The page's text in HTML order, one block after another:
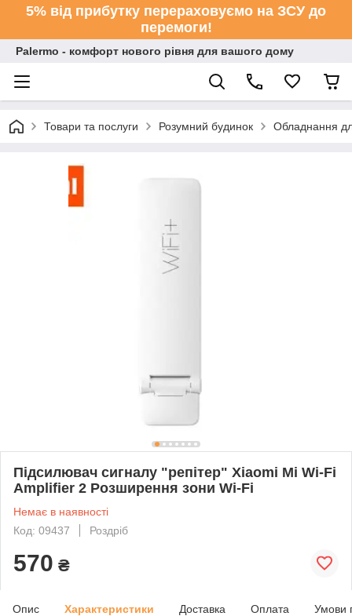
5% від прибутку перераховуємо на ЗСУ до
перемоги!
Palermo - комфорт нового рівня для вашого дому
Товари та послуги Розумний будинок Обладнання
Підсилювач сигналу "репітер" Xiaomi Mi Wi-Fi
Amplifier 2 Розширення зони Wi-Fi
Немає в наявності
Код: 09437
Роздріб
570 ₴
Опис Характеристики Доставка Оплата Умови